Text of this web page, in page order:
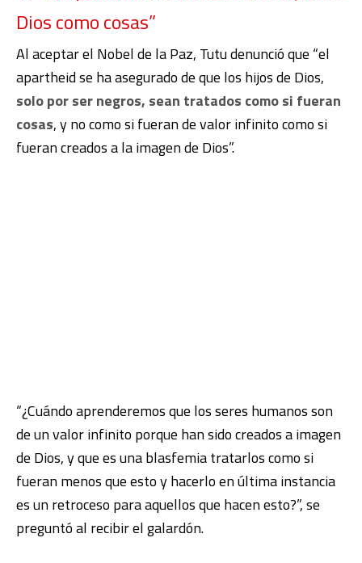
Dios como cosas”
Al aceptar el Nobel de la Paz, Tutu denunció que “el
apartheid se ha asegurado de que los hijos de Dios,
solo por ser negros, sean tratados como si fueran
cosas, y no como si fueran de valor infinito como si
fueran creados a la imagen de Dios”.
“¿Cuándo aprenderemos que los seres humanos son
de un valor infinito porque han sido creados a imagen
de Dios, y que es una blasfemia tratarlos como si
fueran menos que esto y hacerlo en última instancia
es un retroceso para aquellos que hacen esto?”, se
preguntó al recibir el galardón.